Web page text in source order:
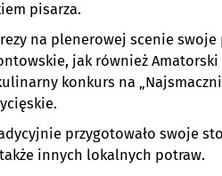
pisarza.
na plenerowej scenie
jak również Amatorski
konkurs na
przygotowało swoje
innych lokalnych potraw.